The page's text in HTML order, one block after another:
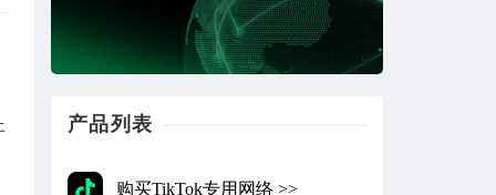
产品列表
购买TikTok专用网络 >>